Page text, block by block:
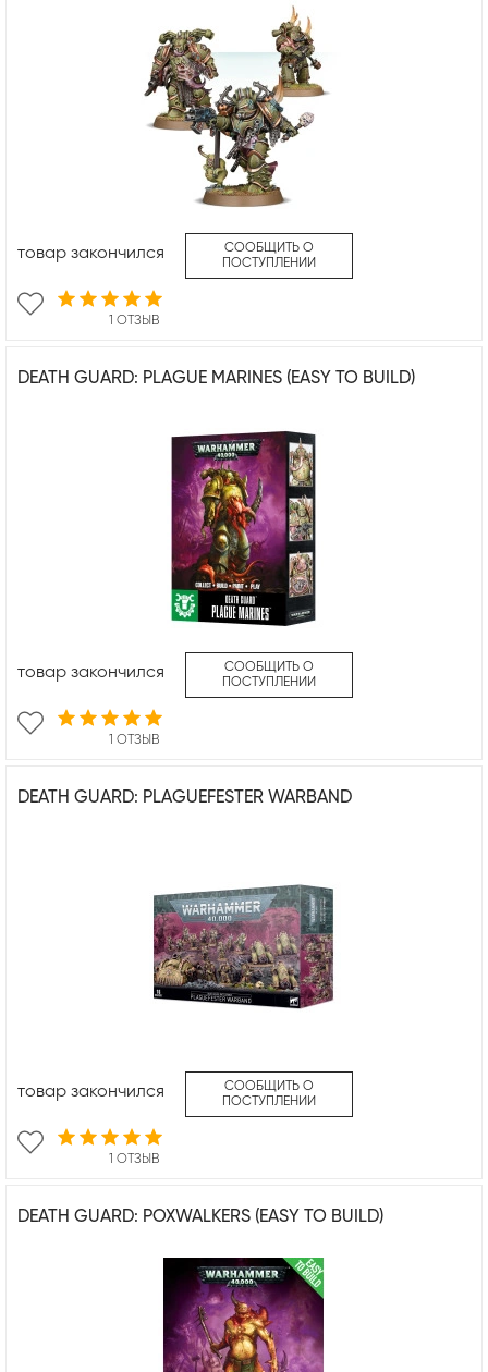
1 ОТЗЫВ
товар закончился
СООБЩИТЬ О
ПОСТУПЛЕНИИ
DEATH GUARD: PLAGUE MARINES (EASY TO BUILD)
1 ОТЗЫВ
товар закончился
СООБЩИТЬ О
ПОСТУПЛЕНИИ
DEATH GUARD: PLAGUEFESTER WARBAND
1 ОТЗЫВ
товар закончился
СООБЩИТЬ О
ПОСТУПЛЕНИИ
DEATH GUARD: POXWALKERS (EASY TO BUILD)